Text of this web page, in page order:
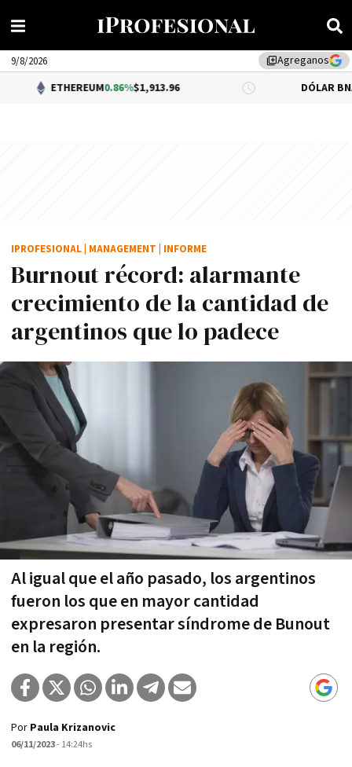
library_addAgreganos
9/8/2026
0.86%$1,913.96 DÓLAR BNA 0.34%
Burnout récord: alarmante
crecimiento de la cantidad de
argentinos que lo padece
Al igual que el año pasado, los argentinos
fueron los que en mayor cantidad
expresaron presentar síndrome de Bunout
en la región.
IPROFESIONAL MANAGEMENT INFORME
Por Paula Krizanovic
06/11/2023- 14:24hs